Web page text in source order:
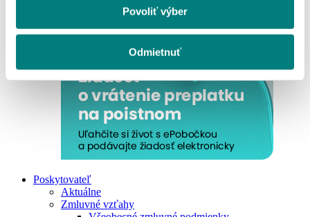
Povoliť výber
Odmietnuť
Poskytovateľ
Aktuálne
Zmluvné vzťahy